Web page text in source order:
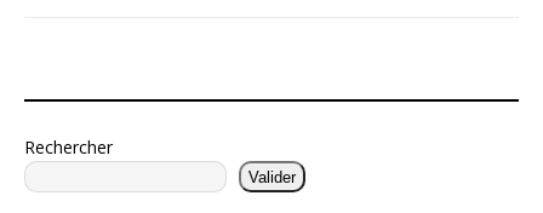
Rechercher
Valider